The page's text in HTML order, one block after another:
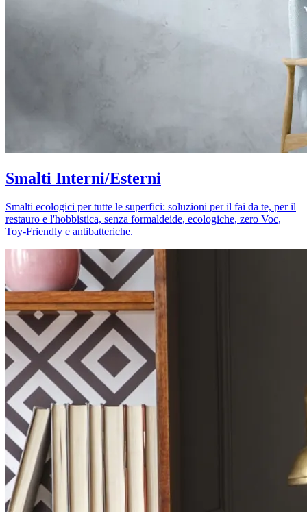
Smalti Interni/Esterni
Smalti ecologici per tutte le superfici: soluzioni per il fai da te, per il
restauro e l'hobbistica, senza formaldeide, ecologiche, zero Voc,
Toy-Friendly e antibatteriche.